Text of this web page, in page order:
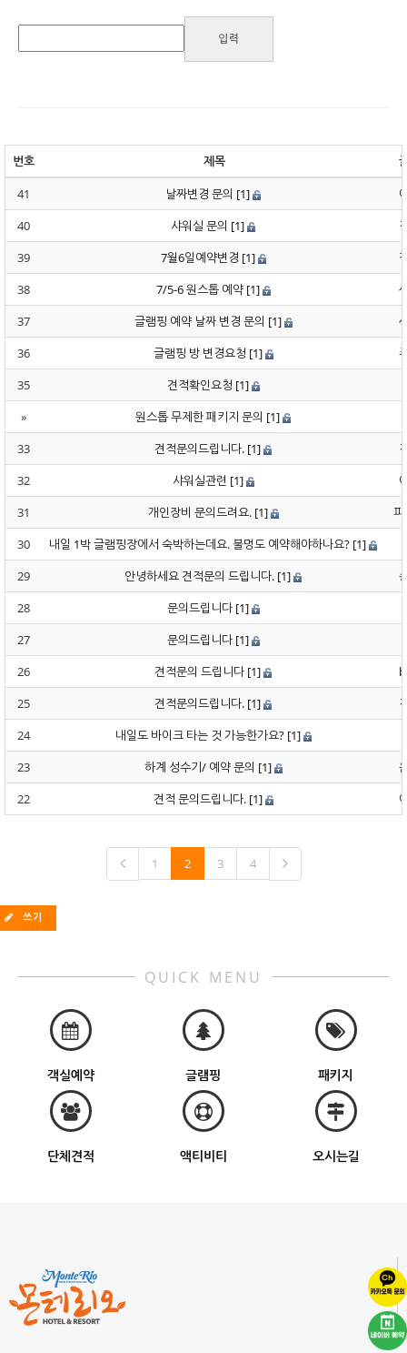
번호 제목
41
날짜변경 문의 [1]
40
샤워실 문의 [1]
39
7월6일예약변경 [1]
38
7/5-6 원스톱 예약 [1]
37
글램핑 예약 날짜 변경 문의 [1]
36
글램핑 방 변경요청 [1]
35
견적확인요청 [1]
»
원스톱 무제한 패키지 문의 [1]
33
견적문의드립니다. [1]
32
샤워실관련 [1]
31
개인장비 문의드려요. [1]
파
30
내일 1박 글램핑장에서 숙박하는데요. 불멍도 예약해야하나요? [1]
29
안녕하세요 견적문의 드립니다. [1]
28
문의드립니다 [1]
27
문의드립니다 [1]
26
견적문의 드립니다 [1]
25
견적문의드립니다. [1]
24
내일도 바이크 타는 것 가능한가요? [1]
23
하계 성수기/ 예약 문의 [1]
22
견적 문의드립니다. [1]
1 2 3 4
쓰기
QUICK MENU
객실예약 글램핑 패키지
단체견적 액티비티 오시는길